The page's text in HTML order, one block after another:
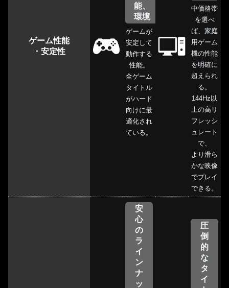
ゲーム性能
・安定性
能、
環境
ゲームが
安定して
動作する
性能。
全ゲーム
タイトル
がハード
向けに最
適化され
ている。
中価格帯
を選べ
ば、家庭
用ゲーム
機の性能
を明確に
超えられ
る。
144Hz以
上の高リ
フレッシ
ュレート
で、
より滑ら
かな映像
でプレイ
できる。
安
心
の
ラ
イ
ン
ナ
ッ
圧
倒
的
な
タ
イ